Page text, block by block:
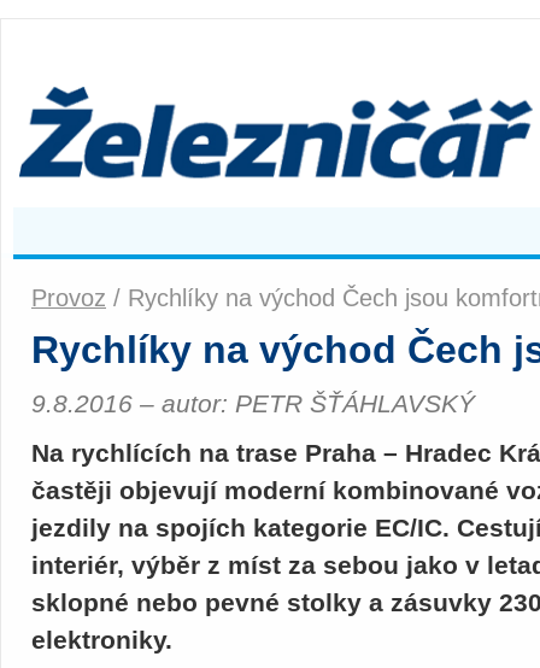
Provoz / Rychlíky na východ Čech jsou
Rychlíky na východ Čech
9.8.2016 – autor: PETR ŠŤÁHLAVSKÝ
Na rychlících na trase Praha – Hradec
častěji objevují moderní kombinované
jezdily na spojích kategorie EC/IC.
interiér, výběr z míst za sebou jako v
sklopné nebo pevné stolky a zásuvky
elektroniky.